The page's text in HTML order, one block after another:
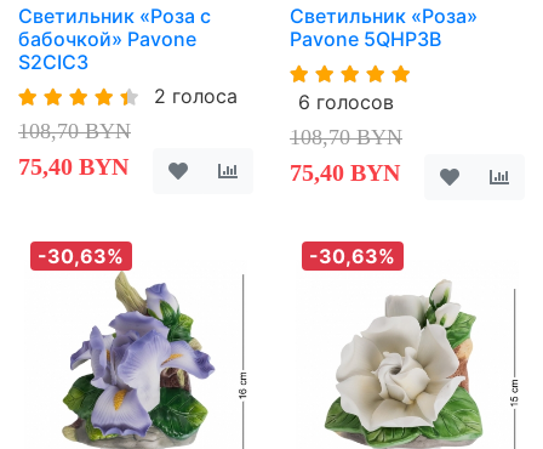
Светильник «Роза с
бабочкой» Pavone
S2CIC3
2 голоса
108,70 BYN
75,40 BYN
Светильник «Роза»
Pavone 5QHP3B
6 голосов
108,70 BYN
75,40 BYN
-30,63% -30,63%